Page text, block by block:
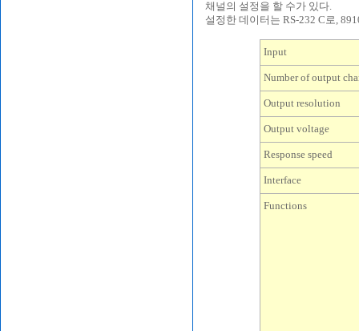
채널의 설정을 할 수가 있다.
설정한 데이터는 RS-232 C로,
Input
Number of output
Output resolution
Output voltage
Response speed
Interface
Functions